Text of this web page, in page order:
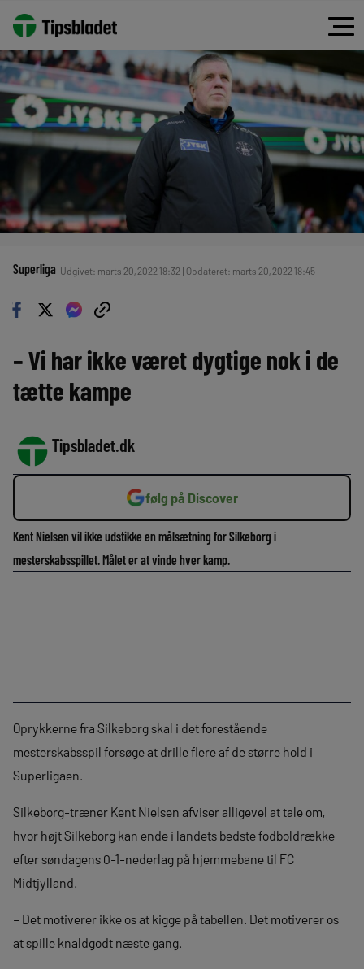
Superliga Udgivet: marts 20, 2022 18:32 | Opdateret: marts 20, 2022 18:45
– Vi har ikke været dygtige nok i de
tætte kampe
Tipsbladet.dk
følg på Discover
Kent Nielsen vil ikke udstikke en målsætning for Silkeborg i
mesterskabsspillet. Målet er at vinde hver kamp.
Oprykkerne fra Silkeborg skal i det forestående
mesterskabsspil forsøge at drille flere af de større hold i
Superligaen.
Silkeborg-træner Kent Nielsen afviser alligevel at tale om,
hvor højt Silkeborg kan ende i landets bedste fodboldrække
efter søndagens 0-1-nederlag på hjemmebane til FC
Midtjylland.
– Det motiverer ikke os at kigge på tabellen. Det motiverer os
at spille knaldgodt næste gang.